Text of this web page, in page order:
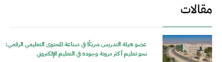
مقالات
عضو هيئة التدريس شريكًا في صناعة المحتوى التعليمي الرقمي:
نحو تعليم أكثر مرونة وجودة في التعليم الإلكتروني